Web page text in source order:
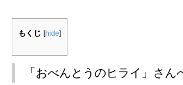
もくじ [hide]
「おべんとうのヒライ」さん